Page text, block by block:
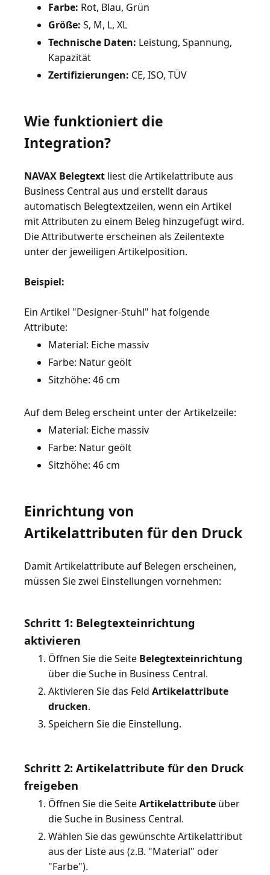
Farbe: Rot, Blau, Grün
Größe: S, M, L, XL
Technische Daten: Leistung, Spannung,
Kapazität
Zertifizierungen: CE, ISO, TÜV
Wie funktioniert die
Integration?
NAVAX Belegtext liest die Artikelattribute aus
Business Central aus und erstellt daraus
automatisch Belegtextzeilen, wenn ein Artikel
mit Attributen zu einem Beleg hinzugefügt wird.
Die Attributwerte erscheinen als Zeilentexte
unter der jeweiligen Artikelposition.
Beispiel:
Ein Artikel "Designer-Stuhl" hat folgende
Material: Eiche massiv
Farbe: Natur geölt
Sitzhöhe: 46 cm
Material: Eiche massiv
Farbe: Natur geölt
Sitzhöhe: 46 cm
Einrichtung von
Artikelattributen für den Druck
Damit Artikelattribute auf Belegen erscheinen,
müssen Sie zwei Einstellungen vornehmen:
Schritt 1: Belegtexteinrichtung
aktivieren
Öffnen Sie die Seite Belegtexteinrichtung
über die Suche in Business Central.
Aktivieren Sie das Feld Artikelattribute
drucken.
Speichern Sie die Einstellung.
Schritt 2: Artikelattribute für den Druck
freigeben
Öffnen Sie die SeiteArtikelattribute über
die Suche in Business Central.
Wählen Sie das gewünschte Artikelattribut
aus der Liste aus (z.B. "Material" oder
"Farbe").